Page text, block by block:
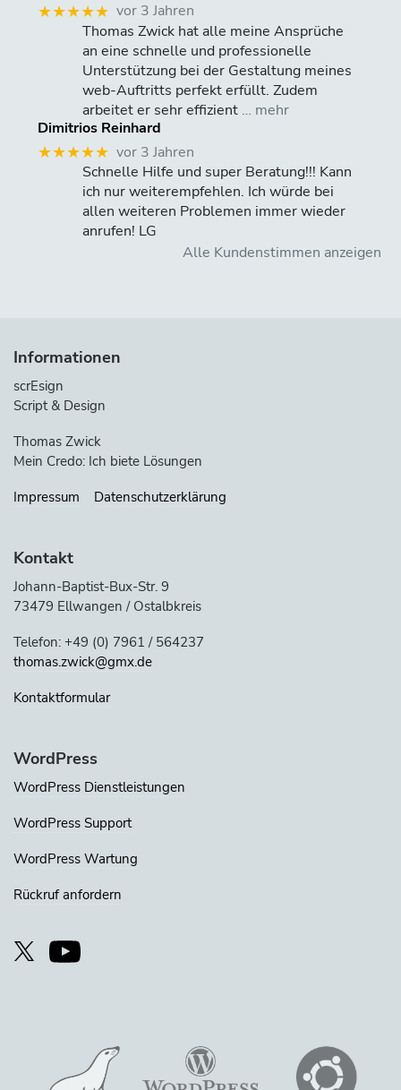
★★★★★ vor 3 Jahren
Thomas Zwick hat alle meine Ansprüche
an eine schnelle und professionelle
Unterstützung bei der Gestaltung meines
web-Auftritts perfekt erfüllt. Zudem
arbeitet er sehr effizient … mehr
Dimitrios Reinhard
★★★★★ vor 3 Jahren
Schnelle Hilfe und super Beratung!!! Kann
ich nur weiterempfehlen. Ich würde bei
allen weiteren Problemen immer wieder
anrufen! LG
Alle Kundenstimmen anzeigen
Informationen
scrEsign
Script & Design
Thomas Zwick
Mein Credo: Ich biete Lösungen
Impressum
Datenschutzerklärung
Kontakt
Johann-Baptist-Bux-Str. 9
73479 Ellwangen / Ostalbkreis
Telefon: +49 (0) 7961 / 564237
thomas.zwick@gmx.de
Kontaktformular
WordPress
WordPress Dienstleistungen
WordPress Support
WordPress Wartung
Rückruf anfordern